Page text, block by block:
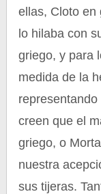
ellas, Cloto en
lo hilaba con
griego, y para
medida de la
creen que el
griego, o
nuestra
sus tijeras.